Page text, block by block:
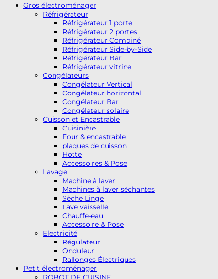
Gros électroménager
Réfrigérateur
Réfrigérateur 1 porte
Réfrigérateur 2 portes
Réfrigérateur Combiné
Réfrigérateur Side-by-Side
Réfrigérateur Bar
Réfrigérateur vitrine
Congélateurs
Congélateur Vertical
Congélateur horizontal
Congélateur Bar
Congélateur solaire
Cuisson et Encastrable
Cuisinière
Four & encastrable
plaques de cuisson
Hotte
Accessoires & Pose
Lavage
Machine à laver
Machines à laver séchantes
Sèche Linge
Lave vaisselle
Chauffe-eau
Accessoire & Pose
Electricité
Régulateur
Onduleur
Rallonges Électriques
Petit électroménager
ROBOT DE CUISINE